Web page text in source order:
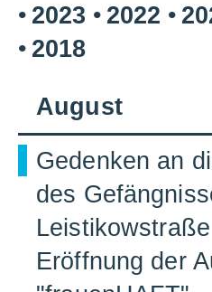
2023
2022
2018
August
Gedenken an
des
Eröffnung der